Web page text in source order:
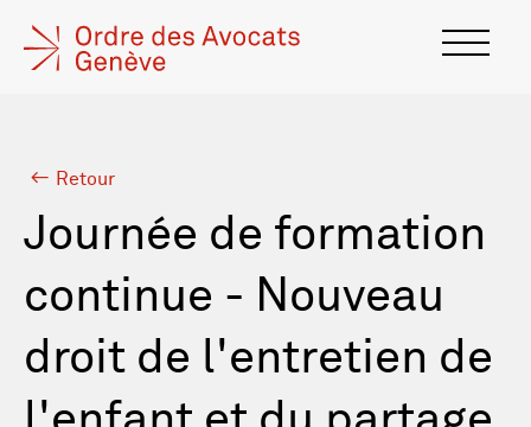
Retour
Journée de formation
continue - Nouveau
droit de l'entretien de